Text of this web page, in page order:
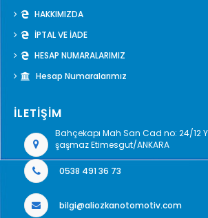
HAKKIMIZDA
İPTAL VE İADE
HESAP NUMARALARIMIZ
Hesap Numaralarımız
İLETİŞİM
Bahçekapı Mah San Cad no: 24/12
şaşmaz Etimesgut/ANKARA
0538 491 36 73
bilgi@aliozkanotomotiv.com